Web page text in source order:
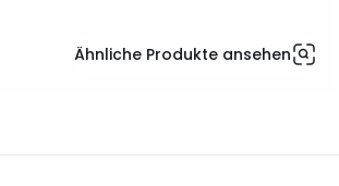
Ähnliche Produkte ansehen